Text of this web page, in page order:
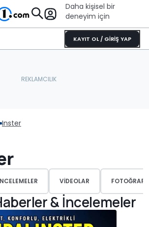
Daha kişisel bir
deneyim için
KAYIT OL / GİRİŞ YAP
Inster
VIDEOLAR
& İncelemeler